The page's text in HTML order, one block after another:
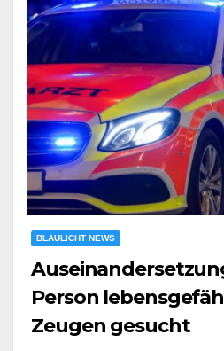
BLAULICHT NEWS
Person
Zeugen gesucht